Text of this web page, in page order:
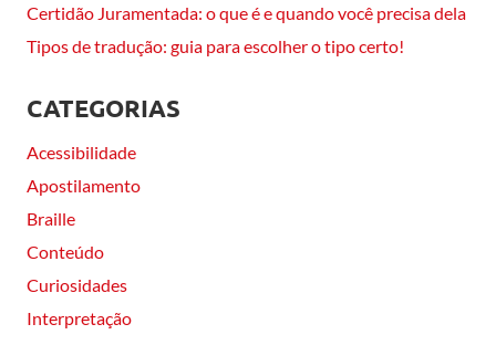
Certidão Juramentada: o que é e quando você precisa dela
Tipos de tradução: guia para escolher o tipo certo!
CATEGORIAS
Acessibilidade
Apostilamento
Braille
Conteúdo
Curiosidades
Interpretação